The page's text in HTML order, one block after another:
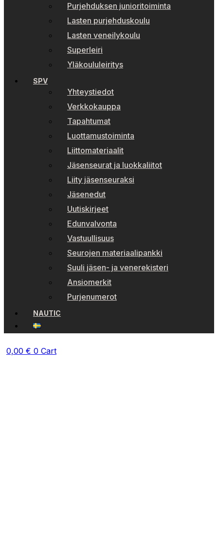
Purjehduksen junioritoiminta
Lasten purjehduskoulu
Lasten veneilykoulu
Superleiri
Yläkoululeiritys
SPV
Yhteystiedot
Verkkokauppa
Tapahtumat
Luottamustoiminta
Liittomateriaalit
Jäsenseurat ja luokkaliitot
Liity jäsenseuraksi
Jäsenedut
Uutiskirjeet
Edunvalvonta
Vastuullisuus
Seurojen materiaalipankki
Suuli jäsen- ja venerekisteri
Ansiomerkit
Purjenumerot
NAUTIC
0,00 € 0 Cart